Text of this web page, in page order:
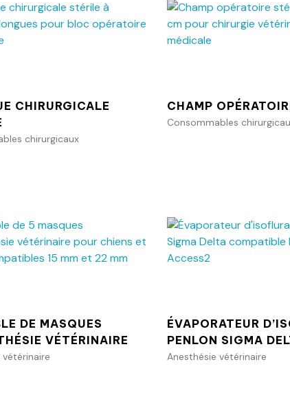
CHIRURGICALE
chirurgicaux
CHAMP
Consommables
DE MASQUES
VÉTÉRINAIRE
Ajouter au panier
ÉVAPORATEUR
PENLON SIGMA
Anesthésie vétérinaire